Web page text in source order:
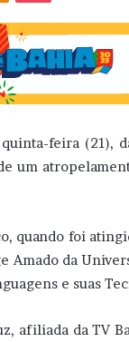
feira (21),
um
quando foi
da
e suas
afiliada da TV